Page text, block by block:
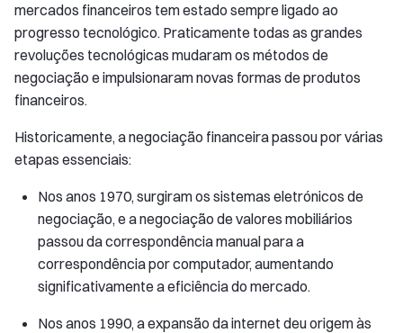
mercados financeiros tem estado sempre ligado ao
progresso tecnológico. Praticamente todas as grandes
revoluções tecnológicas mudaram os métodos de
negociação e impulsionaram novas formas de produtos
financeiros.
Historicamente, a negociação financeira passou por várias
etapas essenciais:
Nos anos 1970, surgiram os sistemas eletrónicos de
negociação, e a negociação de valores mobiliários
passou da correspondência manual para a
correspondência por computador, aumentando
significativamente a eficiência do mercado.
Nos anos 1990, a expansão da internet deu origem às